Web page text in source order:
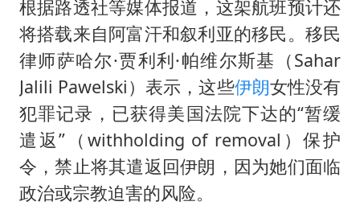
构建更高水平的全民健身公共服务体系
根据路透社等媒体报道，这架航班预计还
将搭载来自阿富汗和叙利亚的移民。移民
律师萨哈尔·贾利利·帕维尔斯基（Sahar
Jalili Pawelski）表示，这些伊朗女性没有
犯罪记录，已获得美国法院下达的“暂缓
遣返”（withholding of removal）保护
令，禁止将其遣返回伊朗，因为她们面临
政治或宗教迫害的风险。